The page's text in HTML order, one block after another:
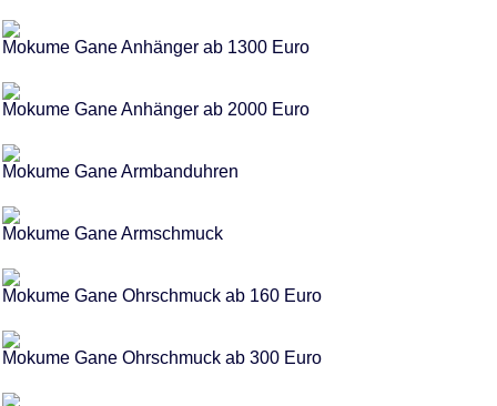
Mokume Gane Anhänger ab 1300 Euro
Mokume Gane Anhänger ab 2000 Euro
Mokume Gane Armbanduhren
Mokume Gane Armschmuck
Mokume Gane Ohrschmuck ab 160 Euro
Mokume Gane Ohrschmuck ab 300 Euro